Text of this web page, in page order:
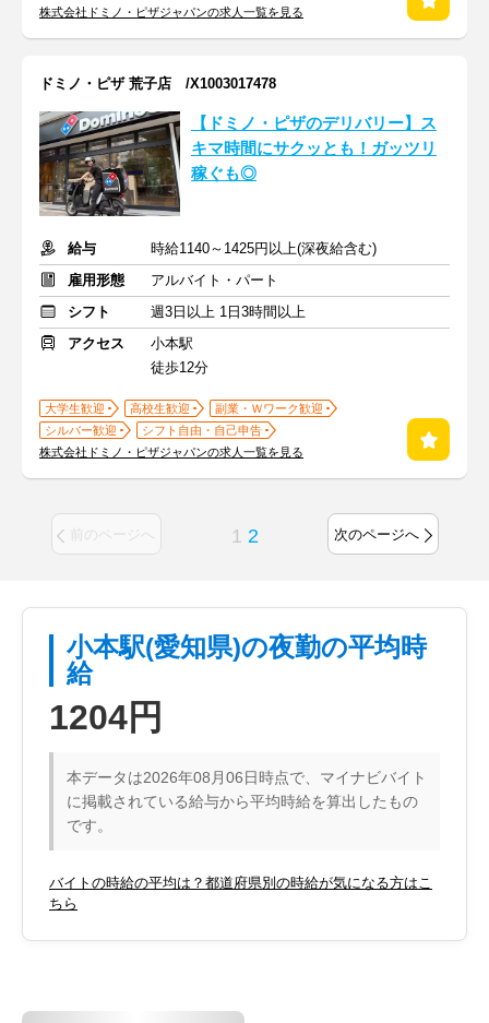
株式会社ドミノ・ピザジャパンの求人一覧を見る
ドミノ・ピザ 荒子店 /X1003017478
【ドミノ・ピザのデリバリー】ス
キマ時間にサクッとも！ガッツリ
稼ぐも◎
給与
時給1140～1425円以上(深夜給含む)
雇用形態
アルバイト・パート
シフト
週3日以上 1日3時間以上
アクセス
小本駅
徒歩12分
大学生歓迎 高校生歓迎
副業・Ｗワーク歓迎
シルバー歓迎
シフト自由・自己申告
株式会社ドミノ・ピザジャパンの求人一覧を見る
前のページへ 1 2 次のページへ
小本駅(愛知県)の夜勤の平均時
給
1204円
本データは2026年08月06日時点で、マイナビバイト
に掲載されている給与から平均時給を算出したもの
です。
バイトの時給の平均は？都道府県別の時給が気になる方はこ
ちら